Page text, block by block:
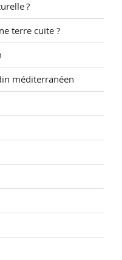
?
terre cuite ?
méditerranéen